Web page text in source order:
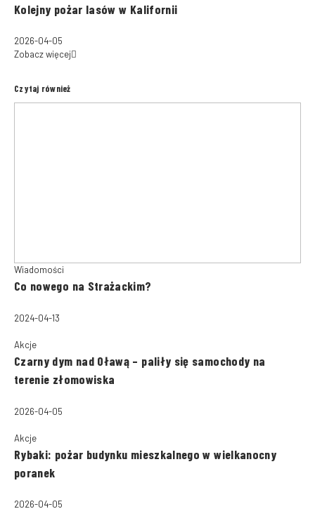
Kolejny pożar lasów w Kalifornii
2026-04-05
Zobacz więcej
Czytaj również
Wiadomości
Co nowego na Strażackim?
2024-04-13
Akcje
Czarny dym nad Oławą – paliły się samochody na
terenie złomowiska
2026-04-05
Akcje
Rybaki: pożar budynku mieszkalnego w wielkanocny
poranek
2026-04-05